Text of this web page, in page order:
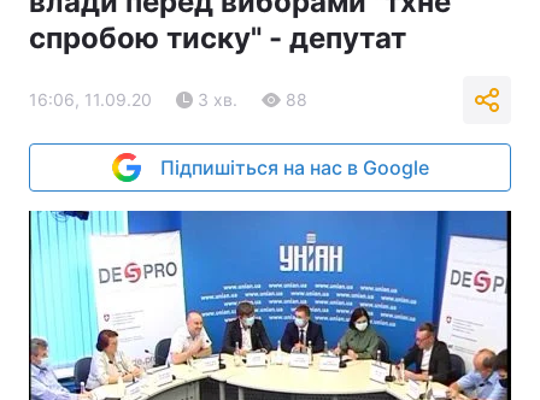
спробою тиску" - депутат
16:06, 11.09.20 3 хв. 88
Підпишіться на нас в Google